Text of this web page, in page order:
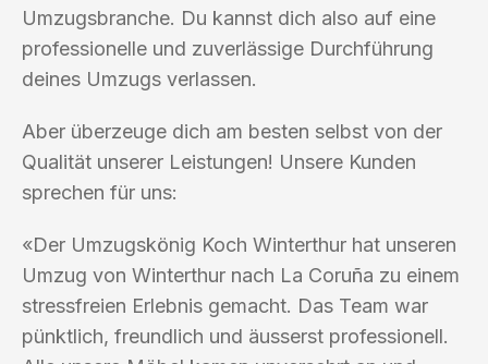
Umzugsbranche. Du kannst dich also auf eine
professionelle und zuverlässige Durchführung
deines Umzugs verlassen.
Aber überzeuge dich am besten selbst von der
Qualität unserer Leistungen! Unsere Kunden
sprechen für uns:
«Der Umzugskönig Koch Winterthur hat unseren
Umzug von Winterthur nach La Coruña zu einem
stressfreien Erlebnis gemacht. Das Team war
pünktlich, freundlich und äusserst professionell.